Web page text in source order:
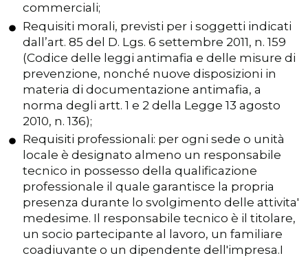
commerciali;
Requisiti morali, previsti per i soggetti indicati
dall’art. 85 del D. Lgs. 6 settembre 2011, n. 159
(Codice delle leggi antimafia e delle misure di
prevenzione, nonché nuove disposizioni in
materia di documentazione antimafia, a
norma degli artt. 1 e 2 della Legge 13 agosto
2010, n. 136);
Requisiti professionali: per ogni sede o unità
locale è designato almeno un responsabile
tecnico in possesso della qualificazione
professionale il quale garantisce la propria
presenza durante lo svolgimento delle attivita'
medesime. Il responsabile tecnico è il titolare,
un socio partecipante al lavoro, un familiare
coadiuvante o un dipendente dell'impresa.I